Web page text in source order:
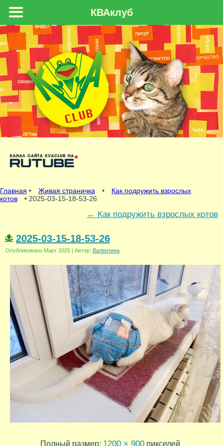
Главная • Живая страничка •
Как подружить взрослых
котов
• 2025-03-15-18-53-26
← Как подружить взрослых котов
2025-03-15-18-53-26
Опубликовано Март 2025 | Автор: Валентина
Полный размер: 1200 × 900 пикселей
КВАклуб